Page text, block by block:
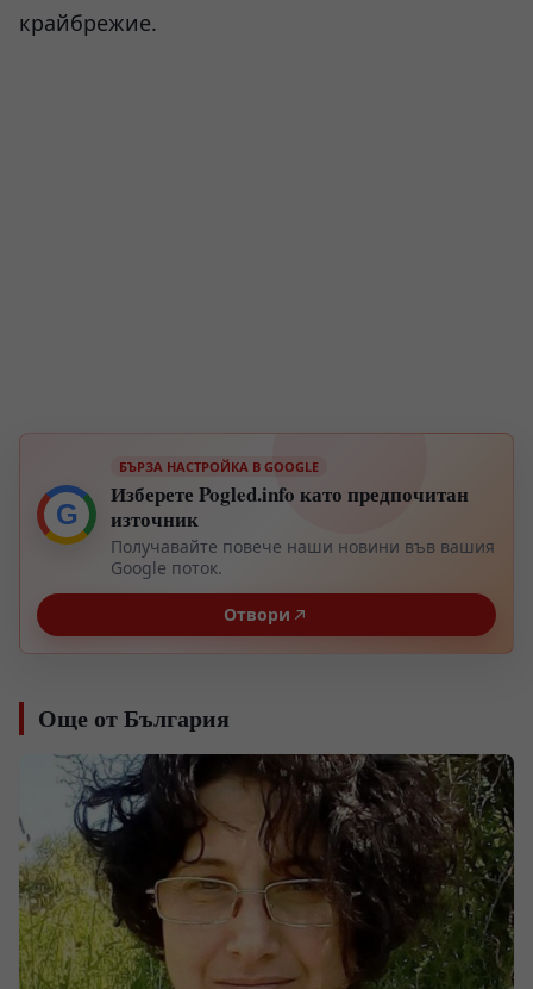
крайбрежие.
G
БЪРЗА НАСТРОЙКА В GOOGLE
Изберете Pogled.info като предпочитан
източник
Получавайте повече наши новини във вашия
Google поток.
Отвори
Още от България